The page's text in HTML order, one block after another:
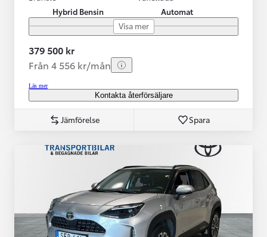
Hybrid Bensin
Automat
Visa mer
379 500 kr
Från 4 556 kr/mån
Läs mer
Kontakta återförsäljare
Jämförelse Spara